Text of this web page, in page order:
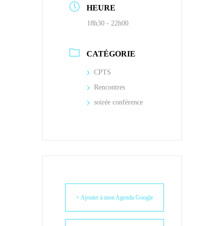
HEURE
18h30 - 22h00
CATÉGORIE
CPTS
Rencontres
soirée conférence
+ Ajouter à mon Agenda Google